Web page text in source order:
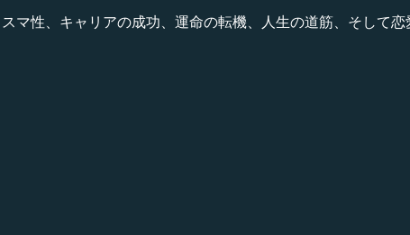
マ性、キャリアの成功、運命の転機、人生の道筋、そして